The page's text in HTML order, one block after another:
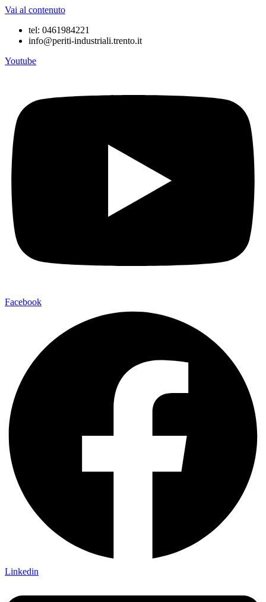
Vai al contenuto
tel: 0461984221
info@periti-industriali.trento.it
Youtube
Facebook
Linkedin